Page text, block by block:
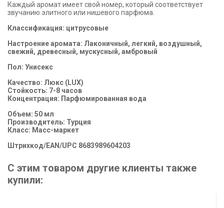
Каждый аромат имеет свой номер, который соответствует
звучанию элитного или нишевого парфюма.
Классификация: цитрусовые
Настроение аромата: Лаконичный, легкий, воздушный,
свежий, древесный, мускусный, амбровый
Пол: Унисекс
Качество: Люкс (LUX)
Стойкость: 7-8 часов
Концентрация: Парфюмированная вода
Объем: 50 мл
Производитель: Турция
Класс: Масс-маркет
Штрихкод/EAN/UPC 8683989604203
С этим товаром другие клиенты также
купили: